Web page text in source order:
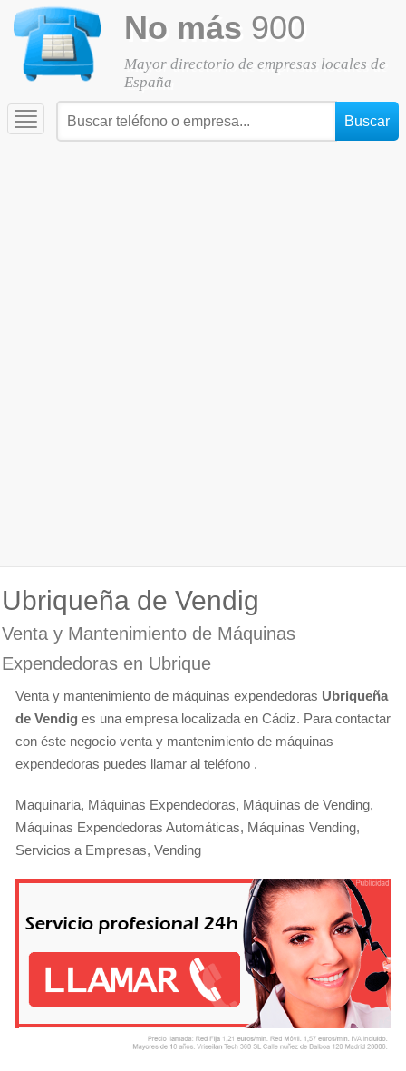
No más 900
Mayor directorio de empresas locales de
España
Toggle
navigation
Ubriqueña de Vendig
Venta y Mantenimiento de Máquinas
Expendedoras en Ubrique
Venta y mantenimiento de máquinas expendedoras Ubriqueña
de Vendig es una empresa localizada en Cádiz. Para contactar
con éste negocio venta y mantenimiento de máquinas
expendedoras puedes llamar al teléfono .
Maquinaria, Máquinas Expendedoras, Máquinas de Vending,
Máquinas Expendedoras Automáticas, Máquinas Vending,
Servicios a Empresas, Vending